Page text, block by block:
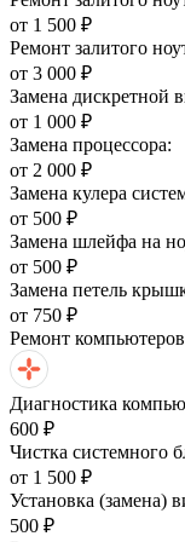
от 1 500 ₽
Ремонт залитого
от 3 000 ₽
Замена дискретной
от 1 000 ₽
Замена процессора:
от 2 000 ₽
Замена кулера
от 500 ₽
Замена шлейфа на
от 500 ₽
Замена петель
от 750 ₽
Ремонт компьютеров
Диагностика
600 ₽
Чистка системного
от 1 500 ₽
Установка (замена)
500 ₽